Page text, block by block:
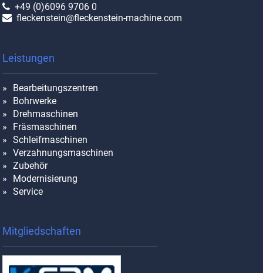
+49 (0)6096 9706 0
fleckenstein@fleckenstein-machine.com
Leistungen
Bearbeitungszentren
Bohrwerke
Drehmaschinen
Fräsmaschinen
Schleifmaschinen
Verzahnungsmaschinen
Zubehör
Modernisierung
Service
Mitgliedschaften